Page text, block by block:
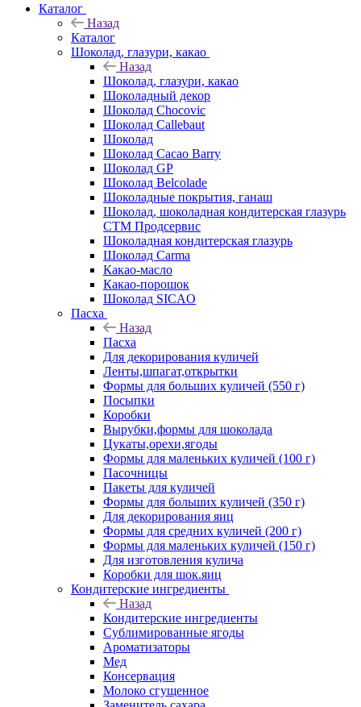
Каталог
Назад
Каталог
Шоколад, глазури, какао
Назад
Шоколад, глазури, какао
Шоколадный декор
Шоколад Chocovic
Шоколад Callebaut
Шоколад
Шоколад Cacao Barry
Шоколад GP
Шоколад Belcolade
Шоколадные покрытия, ганаш
Шоколад, шоколадная кондитерская глазурь
СТМ Продсервис
Шоколадная кондитерская глазурь
Шоколад Carma
Какао-масло
Какао-порошок
Шоколад SICAO
Пасха
Назад
Пасха
Для декорирования куличей
Ленты,шпагат,открытки
Формы для больших куличей (550 г)
Посыпки
Коробки
Вырубки,формы для шоколада
Цукаты,орехи,ягоды
Формы для маленьких куличей (100 г)
Пасочницы
Пакеты для куличей
Формы для больших куличей (350 г)
Для декорирования яиц
Формы для средних куличей (200 г)
Формы для маленьких куличей (150 г)
Для изготовления кулича
Коробки для шок.яиц
Кондитерские ингредиенты
Назад
Кондитерские ингредиенты
Сублимированные ягоды
Ароматизаторы
Мед
Консервация
Молоко сгущенное